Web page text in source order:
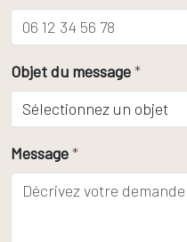
Objet du message*
Message*